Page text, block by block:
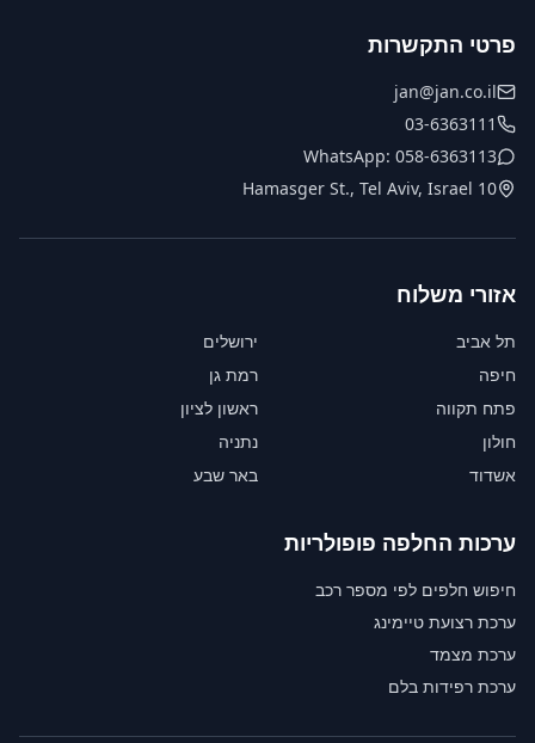
פרטי התקשרות
jan@jan.co.il
03-6363111
WhatsApp: 058-6363113
10 Hamasger St., Tel Aviv, Israel
אזורי משלוח
תל אביב
ירושלים
חיפה
רמת גן
פתח תקווה
ראשון לציון
חולון
נתניה
אשדוד
באר שבע
ערכות החלפה פופולריות
חיפוש חלפים לפי מספר רכב
ערכת רצועת טיימינג
ערכת מצמד
ערכת רפידות בלם